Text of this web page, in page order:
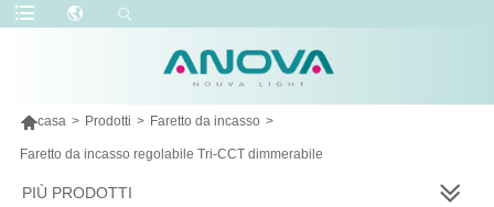
casa > Prodotti > Faretto da incasso >
Faretto da incasso regolabile Tri-CCT dimmerabile
PIÙ PRODOTTI